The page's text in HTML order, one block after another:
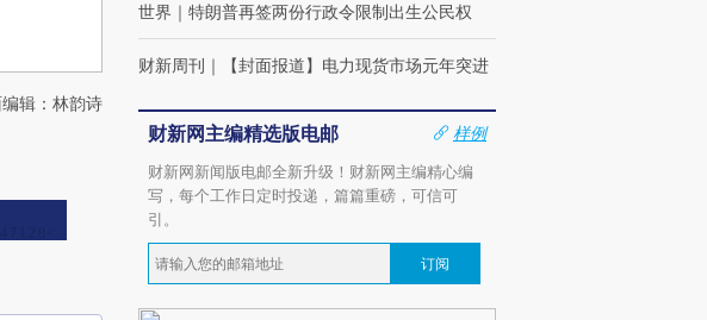
辑：林韵诗
世界 ｜ 特朗普再签两份行政令限制出生公民权
财新周刊 ｜ 【封面报道】电力现货市场元年突进
财新网主编精选版电邮
样例
财新网新闻版电邮全新升级！财新网主编精心编
写，每个工作日定时投递，篇篇重磅，可信可
引。
订阅